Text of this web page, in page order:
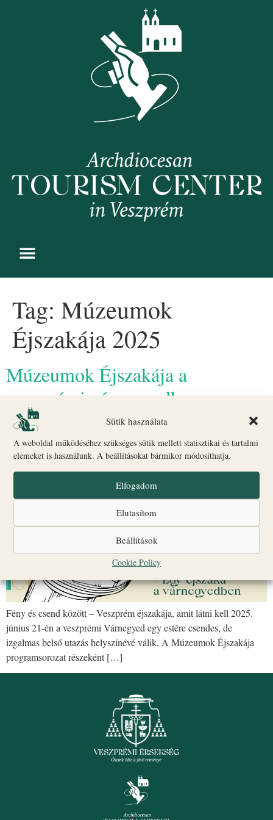
Sütik használata
A weboldal működéséhez szükséges sütik mellett statisztikai és tartalmi
elemeket is használunk. A beállításokat bármikor módosíthatja.
Elfogadom
Elutasítom
Beállítások
Cookie Policy
Tag: Múzeumok
Éjszakája 2025
Múzeumok Éjszakája a
veszprémi várnegyedben
Fény és csend között – Veszprém éjszakája, amit látni kell 2025.
június 21-én a veszprémi Várnegyed egy estére csendes, de
izgalmas belső utazás helyszínévé válik. A Múzeumok Éjszakája
programsorozat részeként […]